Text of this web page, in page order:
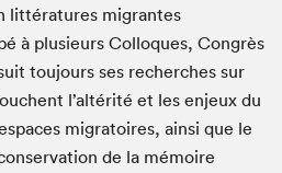
littératures migrantes
à plusieurs Colloques, Congrès
toujours ses recherches sur
l’altérité et les enjeux du
migratoires, ainsi que le
de la mémoire